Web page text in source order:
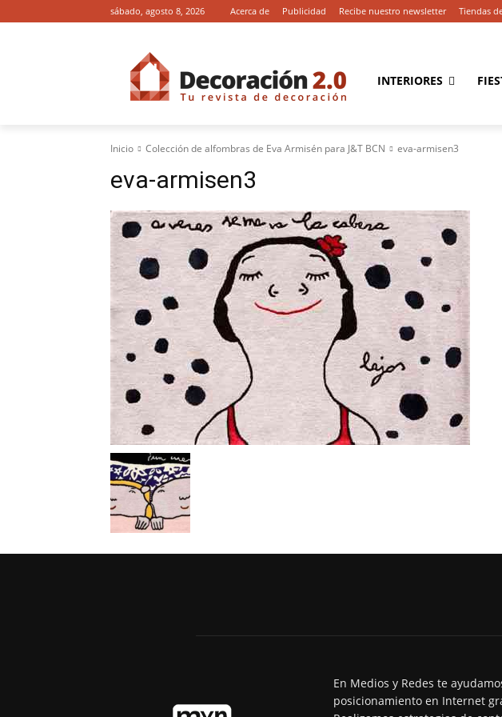
sábado, agosto 8, 2026 Acerca de Publicidad Recibe nuestro newsletter Tiendas
INTERIORES
Inicio Colección de alfombras de Eva Armisén para J&T BCN eva-armisen3
eva-armisen3
En Medios y Redes te
posicionamiento en Internet